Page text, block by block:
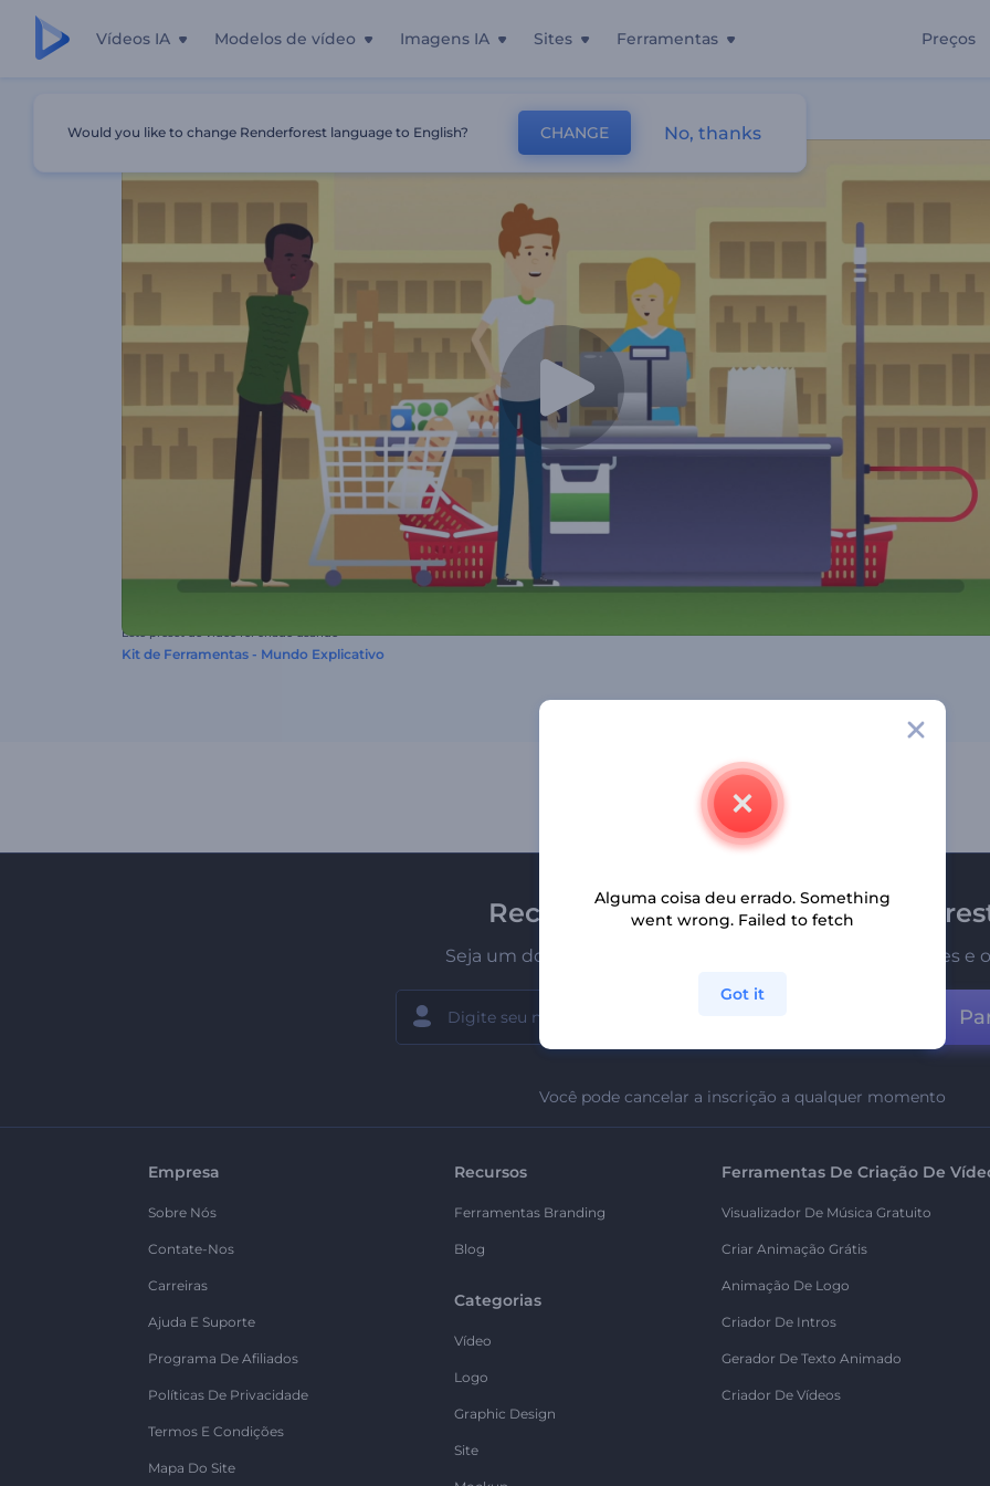
Vídeos IA Modelos de vídeo Imagens IA Sites Ferramentas Preços
Este preset de vídeo foi criado usando
Kit de Ferramentas - Mundo Explicativo
Receba a newsletter da
Seja um dos primeiros a receber nossas últimas novidades e
Você pode cancelar a inscrição a qualquer momento
Empresa
Sobre Nós
Contate-Nos
Carreiras
Ajuda E Suporte
Programa De Afiliados
Políticas De Privacidade
Termos E Condições
Mapa Do Site
Recursos
Ferramentas Branding
Blog
Categorias
Vídeo
Logo
Graphic Design
Site
Ferramentas De Criação De
Visualizador De Música Gratuito
Criar Animação Grátis
Animação De Logo
Criador De Intros
Gerador De Texto Animado
Criador De Vídeos
Would you like to change Renderforest language to English? CHANGE No, thanks
Alguma coisa deu errado. Something
went wrong. Failed to fetch
Got it